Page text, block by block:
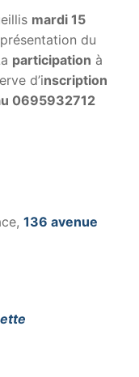
mardi 15
du
participation à
d’inscription
0695932712
136 avenue